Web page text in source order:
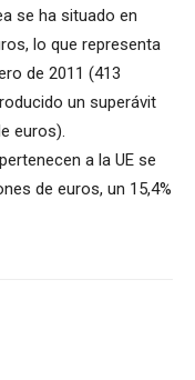
se ha situado en
lo que representa
de 2011 (413
un superávit
euros).
a la UE se
de euros, un 15,4%